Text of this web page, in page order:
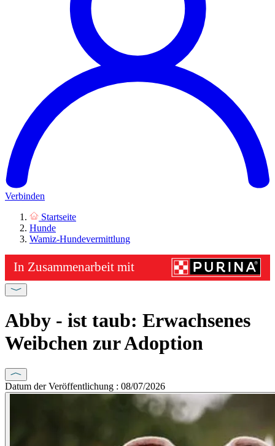
Verbinden
Startseite
Hunde
Wamiz-Hundevermittlung
Abby - ist taub: Erwachsenes
Weibchen zur Adoption
Datum der Veröffentlichung : 08/07/2026